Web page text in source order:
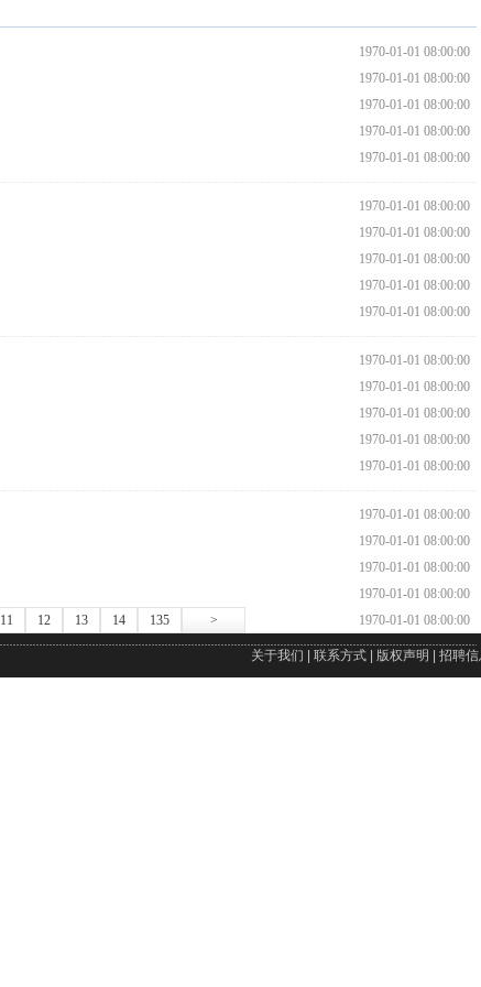
1970-01-01 08:00:00
1970-01-01 08:00:00
1970-01-01 08:00:00
1970-01-01 08:00:00
1970-01-01 08:00:00
1970-01-01 08:00:00
1970-01-01 08:00:00
1970-01-01 08:00:00
1970-01-01 08:00:00
1970-01-01 08:00:00
1970-01-01 08:00:00
1970-01-01 08:00:00
1970-01-01 08:00:00
1970-01-01 08:00:00
1970-01-01 08:00:00
1970-01-01 08:00:00
1970-01-01 08:00:00
1970-01-01 08:00:00
1970-01-01 08:00:00
1970-01-01 08:00:00
11 12 13 14 135 >
关于我们 联系方式 版权声明 招聘